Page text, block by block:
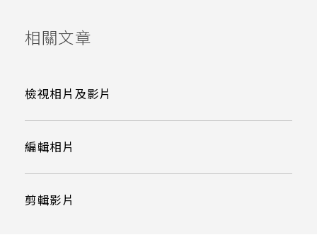
相關文章
檢視相片及影片
編輯相片
剪輯影片